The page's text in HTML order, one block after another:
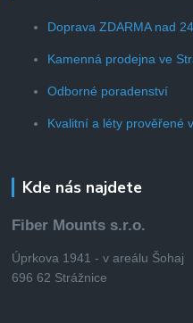
Doprava ZDARMA nad
Kamenná prodejna ve
Odborné poradenství
Kvalitní a léty prověřené
Kde nás najdete
Fiber Mounts s.r.o.
Úprkova 1941 - v areálu Šohaj
696 62 Strážnice